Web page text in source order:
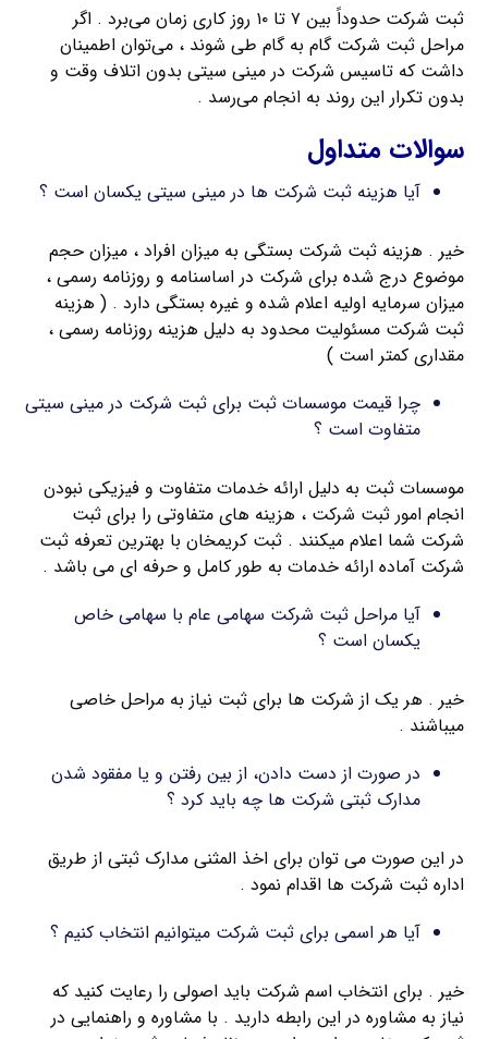
ثبت شرکت حدوداً بین ۷ تا ۱۰ روز کاری زمان می‌برد . اگر
مراحل ثبت شرکت گام به گام طی شوند ، می‌توان اطمینان
داشت که تاسیس شرکت در مینی سیتی بدون اتلاف وقت و
بدون تکرار این روند به انجام می‌رسد .
سوالات متداول
آیا هزینه ثبت شرکت ها در مینی سیتی یکسان است ؟
خیر . هزینه ثبت شرکت بستگی به میزان افراد ، میزان حجم
موضوع درج شده برای شرکت در اساسنامه و روزنامه رسمی ،
میزان سرمایه اولیه اعلام شده و غیره بستگی دارد . ( هزینه
ثبت شرکت مسئولیت محدود به دلیل هزینه روزنامه رسمی ،
مقداری کمتر است )
چرا قیمت موسسات ثبت برای ثبت شرکت در مینی سیتی
متفاوت است ؟
موسسات ثبت به دلیل ارائه خدمات متفاوت و فیزیکی نبودن
انجام امور ثبت شرکت ، هزینه های متفاوتی را برای ثبت
شرکت شما اعلام میکنند . ثبت کریمخان با بهترین تعرفه ثبت
شرکت آماده ارائه خدمات به طور کامل و حرفه ای می باشد .
آیا مراحل ثبت شرکت سهامی عام با سهامی خاص
یکسان است ؟
خیر . هر یک از شرکت ها برای ثبت نیاز به مراحل خاصی
میباشند .
در صورت از دست دادن، از بین رفتن و یا مفقود شدن
مدارک ثبتی شرکت ها چه باید کرد ؟
در این صورت می توان برای اخذ المثنی مدارک ثبتی از طریق
اداره ثبت شرکت ها اقدام نمود .
آیا هر اسمی برای ثبت شرکت میتوانیم انتخاب کنیم ؟
خیر . برای انتخاب اسم شرکت باید اصولی را رعایت کنید که
نیاز به مشاوره در این رابطه دارید . با مشاوره و راهنمایی در